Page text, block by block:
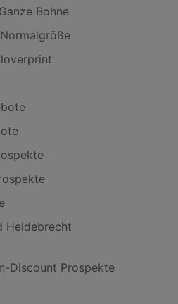
Bohne
Heidebrecht
Discount Prospekte